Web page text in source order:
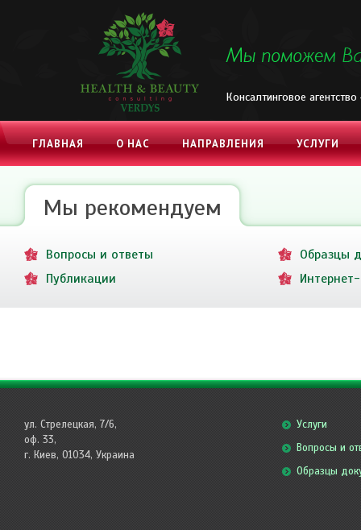
Консалтинговое
ГЛАВНАЯ О НАС НАПРАВЛЕНИЯ УСЛУГИ
КОНТАКТЫ
Мы рекомендуем
Вопросы и ответы
Публикации
Образцы
ул. Стрелецкая, 7/6,
оф. 33,
г. Киев, 01034, Украина
Услуги
Вопросы и
Образцы